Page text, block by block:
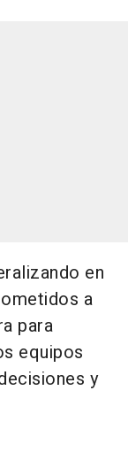
en
a
para
equipos
y